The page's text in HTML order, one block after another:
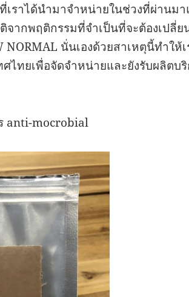
ราได้นำมาจำหน่ายในช่วงที่ผ่านมา
จากพฤติกรรมที่จำเป็นที่จะต้องเปลี่ย
NORMAL นั่นเองด้วยสาเหตุนี้ทำให้
ไทยเพื่อจัดจำหน่ายและยังรับผลิตบ
anti-mocrobial